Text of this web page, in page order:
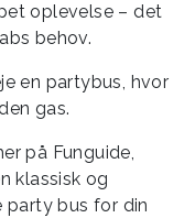
oplevelse – det
behov.
en partybus, hvor
gas.
på Funguide,
klassisk og
party bus for din